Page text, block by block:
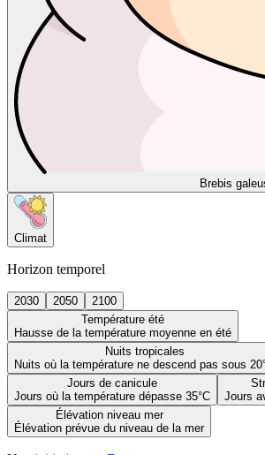
Brebis
Climat
Horizon temporel
2030 2050
2100
Température été
Hausse de la température moyenne en été
Nuits tropicales
Nuits où la température ne descend pas sous
Jours de canicule
Jours où la température dépasse 35°C
Jours
Élévation niveau mer
Élévation prévue du niveau de la mer